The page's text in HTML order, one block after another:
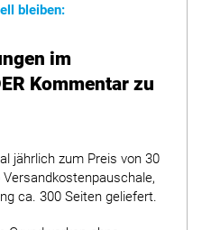
bleiben:
im
Kommentar zu
jährlich zum Preis von 30
ca. 300 Seiten geliefert.